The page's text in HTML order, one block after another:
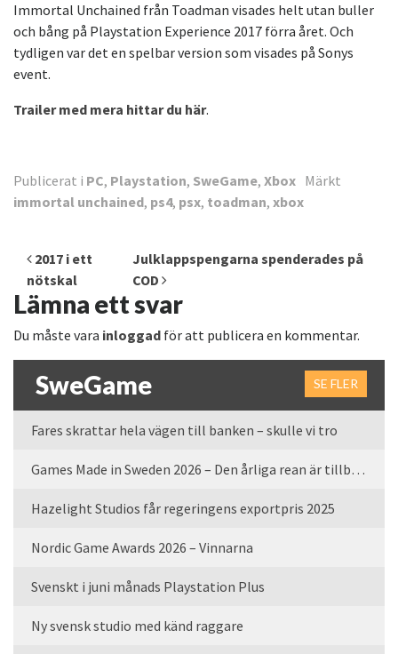
Immortal Unchained från Toadman visades helt utan buller
och bång på Playstation Experience 2017 förra året. Och
tydligen var det en spelbar version som visades på Sonys
event.
Trailer med mera hittar du här.
Publicerat i PC, Playstation, SweGame, Xbox Märkt
immortal unchained, ps4, psx, toadman, xbox
Inläggsnavigering
2017 i ett
nötskal
Julklappspengarna spenderades på
COD
Lämna ett svar
Du måste vara inloggad för att publicera en kommentar.
SweGame SE FLER
Fares skrattar hela vägen till banken – skulle vi tro
Games Made in Sweden 2026 – Den årliga rean är tillbaka
Hazelight Studios får regeringens exportpris 2025
Nordic Game Awards 2026 – Vinnarna
Svenskt i juni månads Playstation Plus
Ny svensk studio med känd raggare